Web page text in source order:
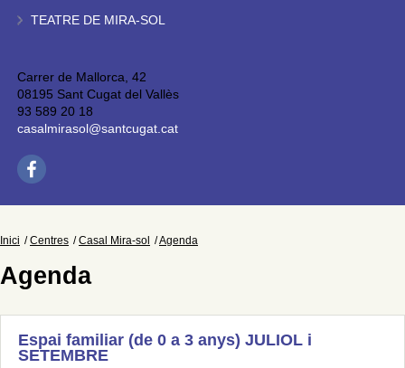
TEATRE DE MIRA-SOL
Carrer de Mallorca, 42
08195 Sant Cugat del Vallès
93 589 20 18
casalmirasol@santcugat.cat
Inici Centres Casal Mira-sol Agenda
Agenda
Espai familiar (de 0 a 3 anys) JULIOL i
SETEMBRE